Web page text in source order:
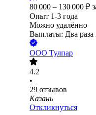
80 000 – 130 000 ₽
Опыт 1-3 года
Можно удалённо
Выплаты: Два раза
ООО Тулпар
4.2
•
29 отзывов
Казань
Откликнуться